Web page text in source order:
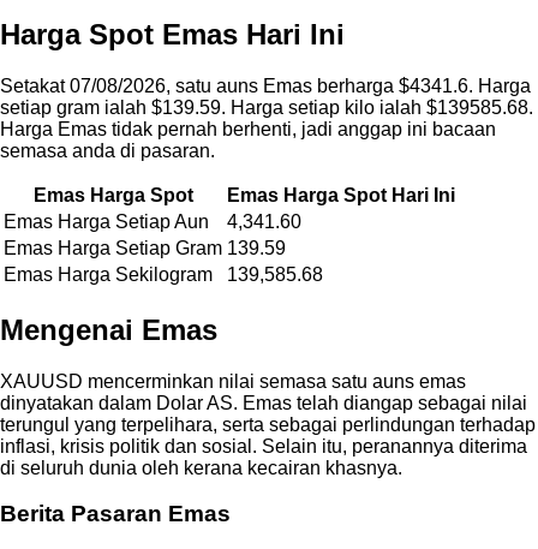
Harga Spot Emas Hari Ini
Setakat 07/08/2026, satu auns Emas berharga $4341.6. Harga
setiap gram ialah $139.59. Harga setiap kilo ialah $139585.68.
Harga Emas tidak pernah berhenti, jadi anggap ini bacaan
semasa anda di pasaran.
Emas Harga Spot
Emas Harga Spot Hari Ini
Emas Harga Setiap Aun
4,341.60
Emas Harga Setiap Gram 139.59
Emas Harga Sekilogram
139,585.68
Mengenai Emas
XAUUSD mencerminkan nilai semasa satu auns emas
dinyatakan dalam Dolar AS. Emas telah diangap sebagai nilai
terungul yang terpelihara, serta sebagai perlindungan terhadap
inflasi, krisis politik dan sosial. Selain itu, peranannya diterima
di seluruh dunia oleh kerana kecairan khasnya.
Berita Pasaran Emas